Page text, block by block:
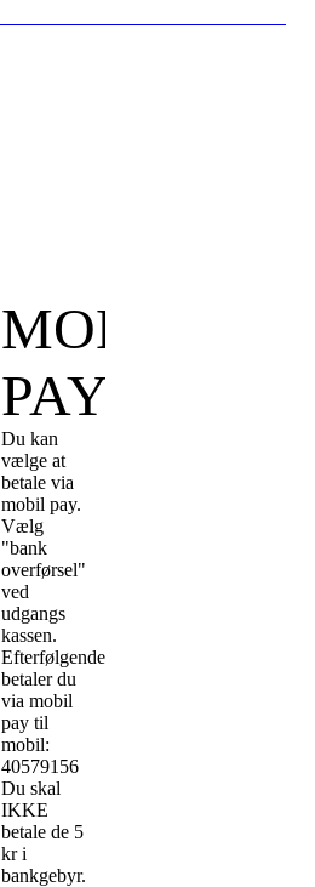
MOBIL
PAY:
Du kan
vælge at
betale via
mobil pay.
Vælg
"bank
overførsel"
ved
udgangs
kassen.
Efterfølgende
betaler du
via mobil
pay til
mobil:
40579156
Du skal
IKKE
betale de 5
kr i
bankgebyr.